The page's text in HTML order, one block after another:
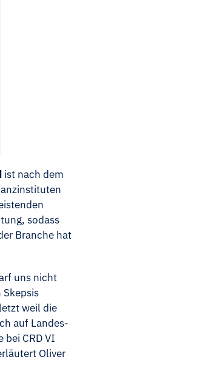
ist nach dem
sodass
Branche hat
uns nicht
weil die
auf Landes-
CRD VI
Oliver